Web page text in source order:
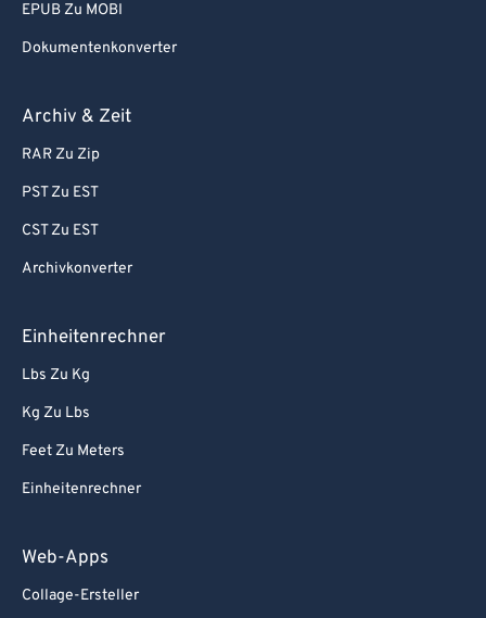
EPUB Zu MOBI
Dokumentenkonverter
Archiv & Zeit
RAR Zu Zip
PST Zu EST
CST Zu EST
Archivkonverter
Einheitenrechner
Lbs Zu Kg
Kg Zu Lbs
Feet Zu Meters
Einheitenrechner
Web-Apps
Collage-Ersteller